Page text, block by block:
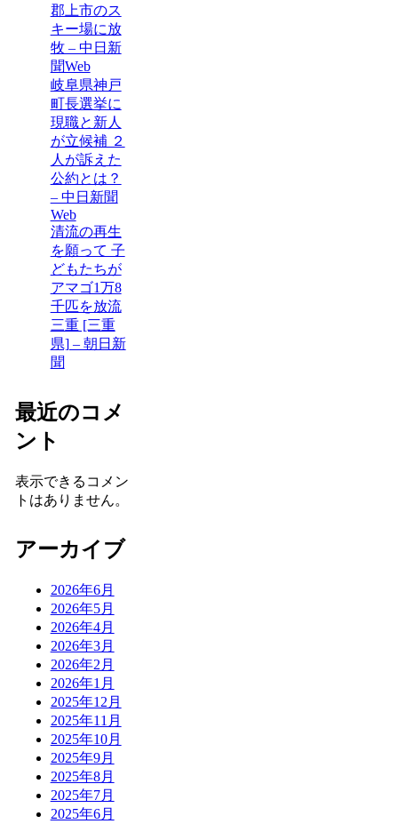
郡上市のス
キー場に放
牧 – 中日新
聞Web
岐阜県神戸
町長選挙に
現職と新人
が立候補 ２
人が訴えた
公約とは？
– 中日新聞
Web
清流の再生
を願って 子
どもたちが
アマゴ1万8
千匹を放流
三重 [三重
県] – 朝日新
聞
最近のコメ
ント
表示できるコメン
トはありません。
アーカイブ
2026年6月
2026年5月
2026年4月
2026年3月
2026年2月
2026年1月
2025年12月
2025年11月
2025年10月
2025年9月
2025年8月
2025年7月
2025年6月